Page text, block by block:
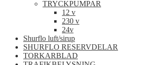
TRYCKPUMPAR
12 v
230 v
24v
Shurflo luft/sirup
SHURFLO RESERVDELAR
TORKARBLAD